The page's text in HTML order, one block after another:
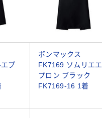
プ
ボンマックス
FK7169 ソムリエエ
プロン ブラック
FK7169-16 1着